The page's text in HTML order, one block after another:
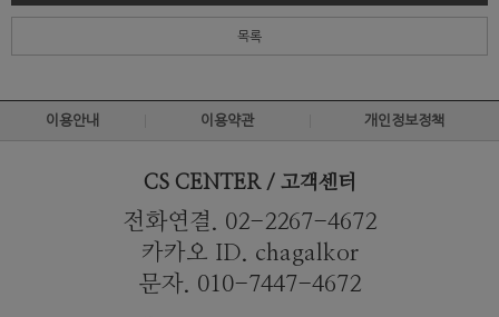
목록
이용안내 이용약관 개인정보정책
CS CENTER / 고객센터
전화연결. 02-2267-4672
카카오 ID. chagalkor
문자. 010-7447-4672